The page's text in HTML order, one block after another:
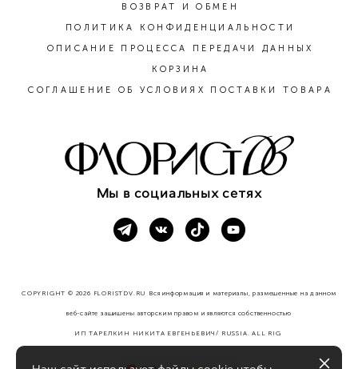
ВОЗВРАТ И ОБМЕН
ПОЛИТИКА КОНФИДЕНЦИАЛЬНОСТИ
ОПИСАНИЕ ПРОЦЕССА ПЕРЕДАЧИ ДАННЫХ
КОРЗИНА
СОГЛАШЕНИЕ ОБ УСЛОВИЯХ ПОСТАВКИ ТОВАРА
Мы в социальных сетях
COPYRIGHT © 2026 FLORISTDV.RU Вся информация и материалы, размещенные на данном
веб-сайте защищены авторским правом и являются собственностью
ИП ТАРЕЛКИН НИКИТА ЕВГЕНЬЕВИЧ/ RUSSIA. ALL RIG